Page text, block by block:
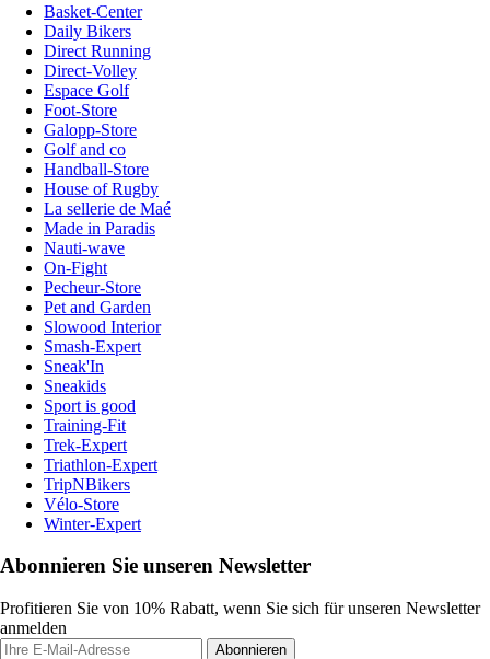
Basket-Center
Daily Bikers
Direct Running
Direct-Volley
Espace Golf
Foot-Store
Galopp-Store
Golf and co
Handball-Store
House of Rugby
La sellerie de Maé
Made in Paradis
Nauti-wave
On-Fight
Pecheur-Store
Pet and Garden
Slowood Interior
Smash-Expert
Sneak'In
Sneakids
Sport is good
Training-Fit
Trek-Expert
Triathlon-Expert
TripNBikers
Vélo-Store
Winter-Expert
Abonnieren Sie unseren Newsletter
Profitieren Sie von 10% Rabatt, wenn Sie sich für unseren Newsletter
anmelden
Abonnieren